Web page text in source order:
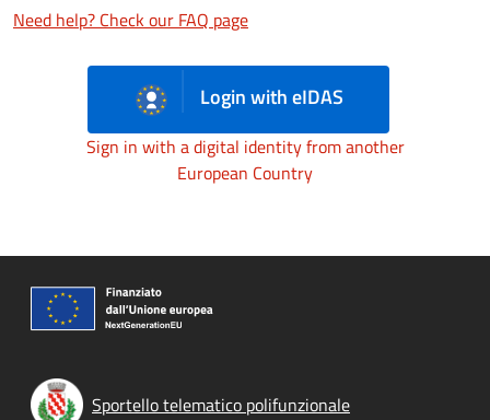
Need help? Check our FAQ page
Login with eIDAS
Sign in with a digital identity from another
European Country
Sportello telematico polifunzionale